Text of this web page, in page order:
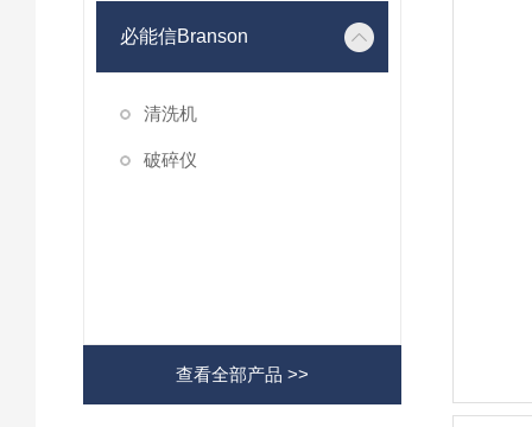
必能信Branson
清洗机
破碎仪
查看全部产品 >>